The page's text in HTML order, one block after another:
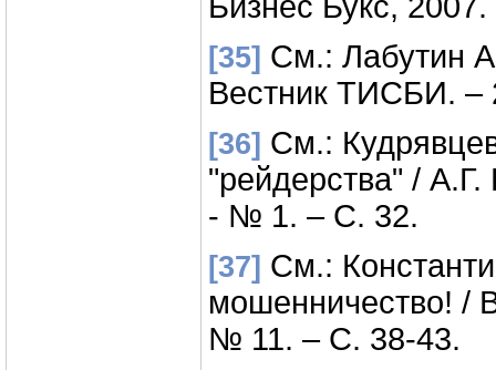
[35] См.: Лабутин
Вестник ТИСБИ.
[36] См.:
"рейдерства" /
- № 1. – С. 32.
[37] См.:
мошенничество! /
№ 11. – С. 38-43.